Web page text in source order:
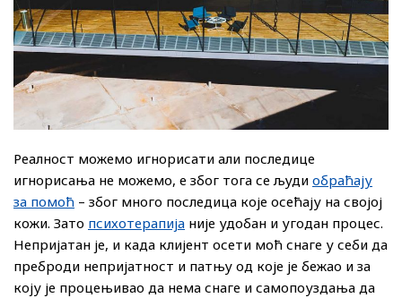
Реалност можемо игнорисати али последице
игнорисања не можемо, е због тога се људи обраћају
за помоћ – због много последица које осећају на својој
кожи. Зато психотерапија није удобан и угодан процес.
Непријатан је, и када клијент осети моћ снаге у себи да
преброди непријатност и патњу од које је бежао и за
коју је процењивао да нема снаге и самопоуздања да